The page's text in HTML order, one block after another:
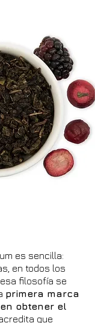
es sencilla:
en todos los
filosofía se
primera marca
obtener el
acredita que